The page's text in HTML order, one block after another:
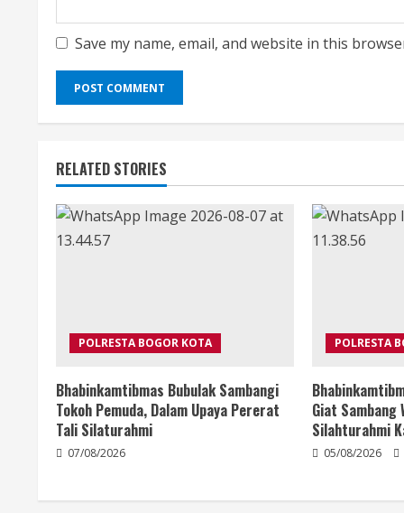
Save my name, email, and website in this
RELATED STORIES
POLRESTA BOGOR KOTA
Bhabinkamtibmas Bubulak Sambangi
Tokoh Pemuda, Dalam Upaya Pererat
Tali Silaturahmi
07/08/2026
POLRESTA
Giat Sambang
Silahturahmi
05/08/2026